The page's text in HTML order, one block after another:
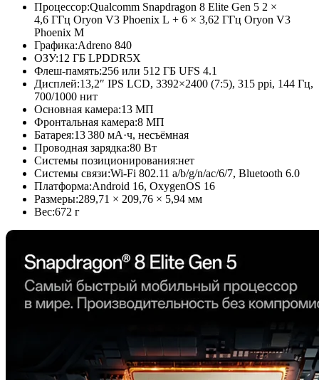
Процессор:Qualcomm Snapdragon 8 Elite Gen 5 2 ×
4,6 ГГц Oryon V3 Phoenix L + 6 × 3,62 ГГц Oryon V3
Phoenix M
Графика:Adreno 840
ОЗУ:12 ГБ LPDDR5X
Флеш-память:256 или 512 ГБ UFS 4.1
Дисплей:13,2″ IPS LCD, 3392×2400 (7:5), 315 ppi, 144 Гц,
700/1000 нит
Основная камера:13 МП
Фронтальная камера:8 МП
Батарея:13 380 мА·ч, несъёмная
Проводная зарядка:80 Вт
Системы позиционирования:нет
Системы связи:Wi-Fi 802.11 a/b/g/n/ac/6/7, Bluetooth 6.0
Платформа:Android 16, OxygenOS 16
Размеры:289,71 × 209,76 × 5,94 мм
Вес:672 г